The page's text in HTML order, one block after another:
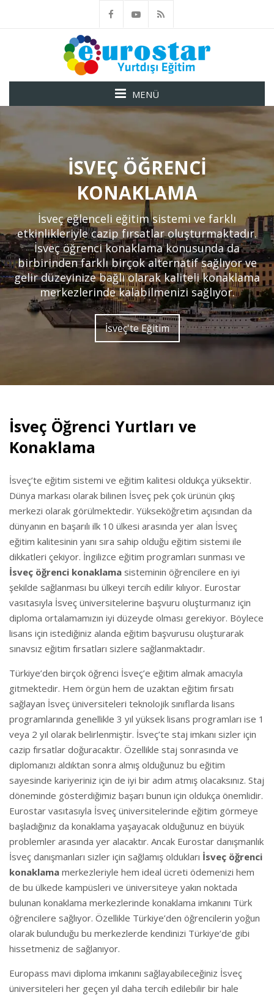
MENÜ
İSVEÇ ÖĞRENCI
KONAKLAMA
İsveç eğlenceli eğitim sistemi ve farklı
etkinlikleriyle cazip fırsatlar oluşturmaktadır.
İsveç öğrenci konaklama konusunda da
birbirinden farklı birçok alternatif sağlıyor ve
gelir düzeyinize bağlı olarak kaliteli konaklama
merkezlerinde kalabilmenizi sağlıyor.
İsveç'te Eğitim
İsveç Öğrenci Yurtları ve
Konaklama
İsveç’te eğitim sistemi ve eğitim kalitesi oldukça yüksektir.
Dünya markası olarak bilinen İsveç pek çok ürünün çıkış
merkezi olarak görülmektedir. Yükseköğretim açısından da
dünyanın en başarılı ilk 10 ülkesi arasında yer alan İsveç
eğitim kalitesinin yanı sıra sahip olduğu eğitim sistemi ile
dikkatleri çekiyor. İngilizce eğitim programları sunması ve
İsveç öğrenci konaklama sisteminin öğrencilere en iyi
şekilde sağlanması bu ülkeyi tercih edilir kılıyor. Eurostar
vasıtasıyla İsveç üniversitelerine başvuru oluşturmanız için
diploma ortalamamızın iyi düzeyde olması gerekiyor. Böylece
lisans için istediğiniz alanda eğitim başvurusu oluşturarak
sınavsız eğitim fırsatları sizlere sağlanmaktadır.
Türkiye’den birçok öğrenci İsveç’e eğitim almak amacıyla
gitmektedir. Hem örgün hem de uzaktan eğitim fırsatı
sağlayan İsveç üniversiteleri teknolojik sınıflarda lisans
programlarında genellikle 3 yıl yüksek lisans programları ise 1
veya 2 yıl olarak belirlenmiştir. İsveç’te staj imkanı sizler için
cazip fırsatlar doğuracaktır. Özellikle staj sonrasında ve
diplomanızı aldıktan sonra almış olduğunuz bu eğitim
sayesinde kariyeriniz için de iyi bir adım atmış olacaksınız. Staj
döneminde gösterdiğimiz başarı bunun için oldukça önemlidir.
Eurostar vasıtasıyla İsveç üniversitelerinde eğitim görmeye
başladığınız da konaklama yaşayacak olduğunuz en büyük
problemler arasında yer alacaktır. Ancak Eurostar danışmanlık
İsveç danışmanları sizler için sağlamış oldukları İsveç öğrenci
konaklama merkezleriyle hem ideal ücreti ödemenizi hem
de bu ülkede kampüsleri ve üniversiteye yakın noktada
bulunan konaklama merkezlerinde konaklama imkanını Türk
öğrencilere sağlıyor. Özellikle Türkiye’den öğrencilerin yoğun
olarak bulunduğu bu merkezlerde kendinizi Türkiye’de gibi
hissetmeniz de sağlanıyor.
Europass mavi diploma imkanını sağlayabileceğiniz İsveç
üniversiteleri her geçen yıl daha tercih edilebilir bir hale